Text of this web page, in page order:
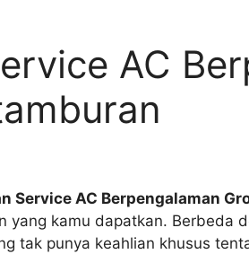
AC
Service AC Berpengalaman
yang kamu dapatkan. Berbeda
tak punya keahlian khusus